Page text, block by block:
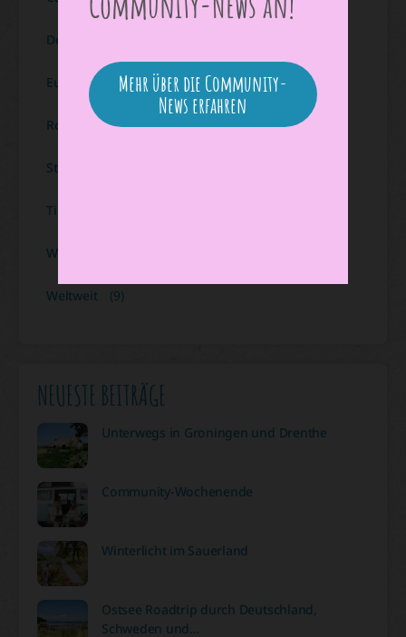
Deutschland
Europa (18)
Roadtrip (7)
Städtereise
Tipps
Wandertipp
Weltweit (9)
NEUESTE BEITRÄGE
Unterwegs in Groningen und Drenthe
Community-Wochenende
Winterlicht im Sauerland
Ostsee Roadtrip durch Deutschland,
Schweden und…
Mehr über die Community-
News erfahren